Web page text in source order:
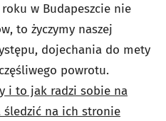
roku w Budapeszcie nie
to życzymy naszej
dojechania do mety
powrotu.
i to jak radzi sobie na
śledzić na ich stronie